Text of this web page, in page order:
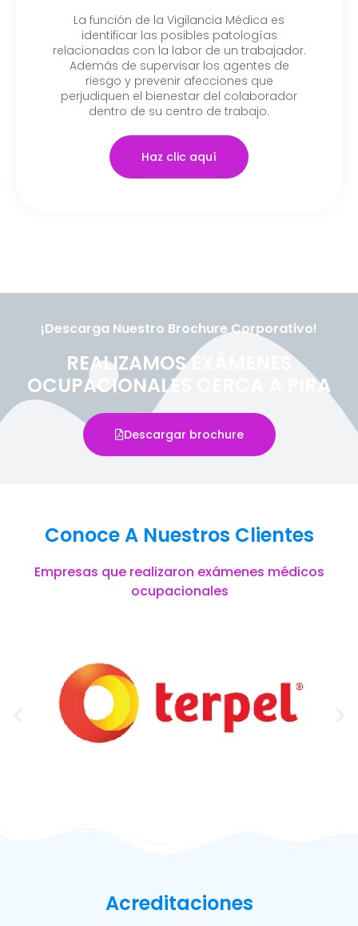
La función de la Vigilancia Médica es
identificar las posibles patologías
relacionadas con la labor de un trabajador.
Además de supervisar los agentes de
riesgo y prevenir afecciones que
perjudiquen el bienestar del colaborador
dentro de su centro de trabajo.
Haz clic aquí
¡Descarga Nuestro Brochure Corporativo!
REALIZAMOS EXÁMENES
OCUPACIONALES CERCA A PIRA
Descargar brochure
Conoce A Nuestros Clientes
Empresas que realizaron exámenes médicos
ocupacionales
Acreditaciones